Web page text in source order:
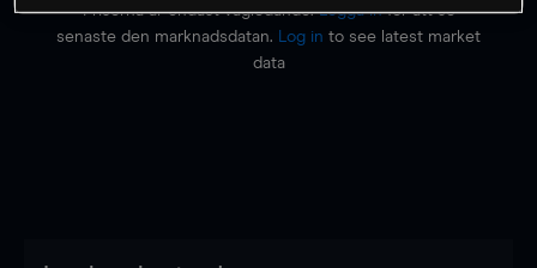
Priserna är endast vägledande.Logga inför att se
senaste den marknadsdatan.
Log in to see latest market
data